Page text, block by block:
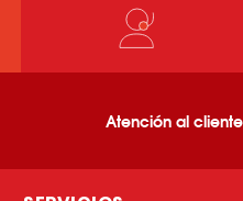
Atención al